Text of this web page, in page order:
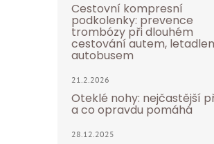
Cestovní kompresní
podkolenky: prevence
trombózy při dlouhém
cestování autem,
autobusem
21.2.2026
Oteklé nohy: nejčastější
a co opravdu pomáhá
28.12.2025